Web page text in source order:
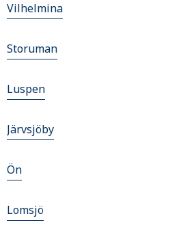
Vilhelmina
Storuman
Luspen
Järvsjöby
Ön
Lomsjö